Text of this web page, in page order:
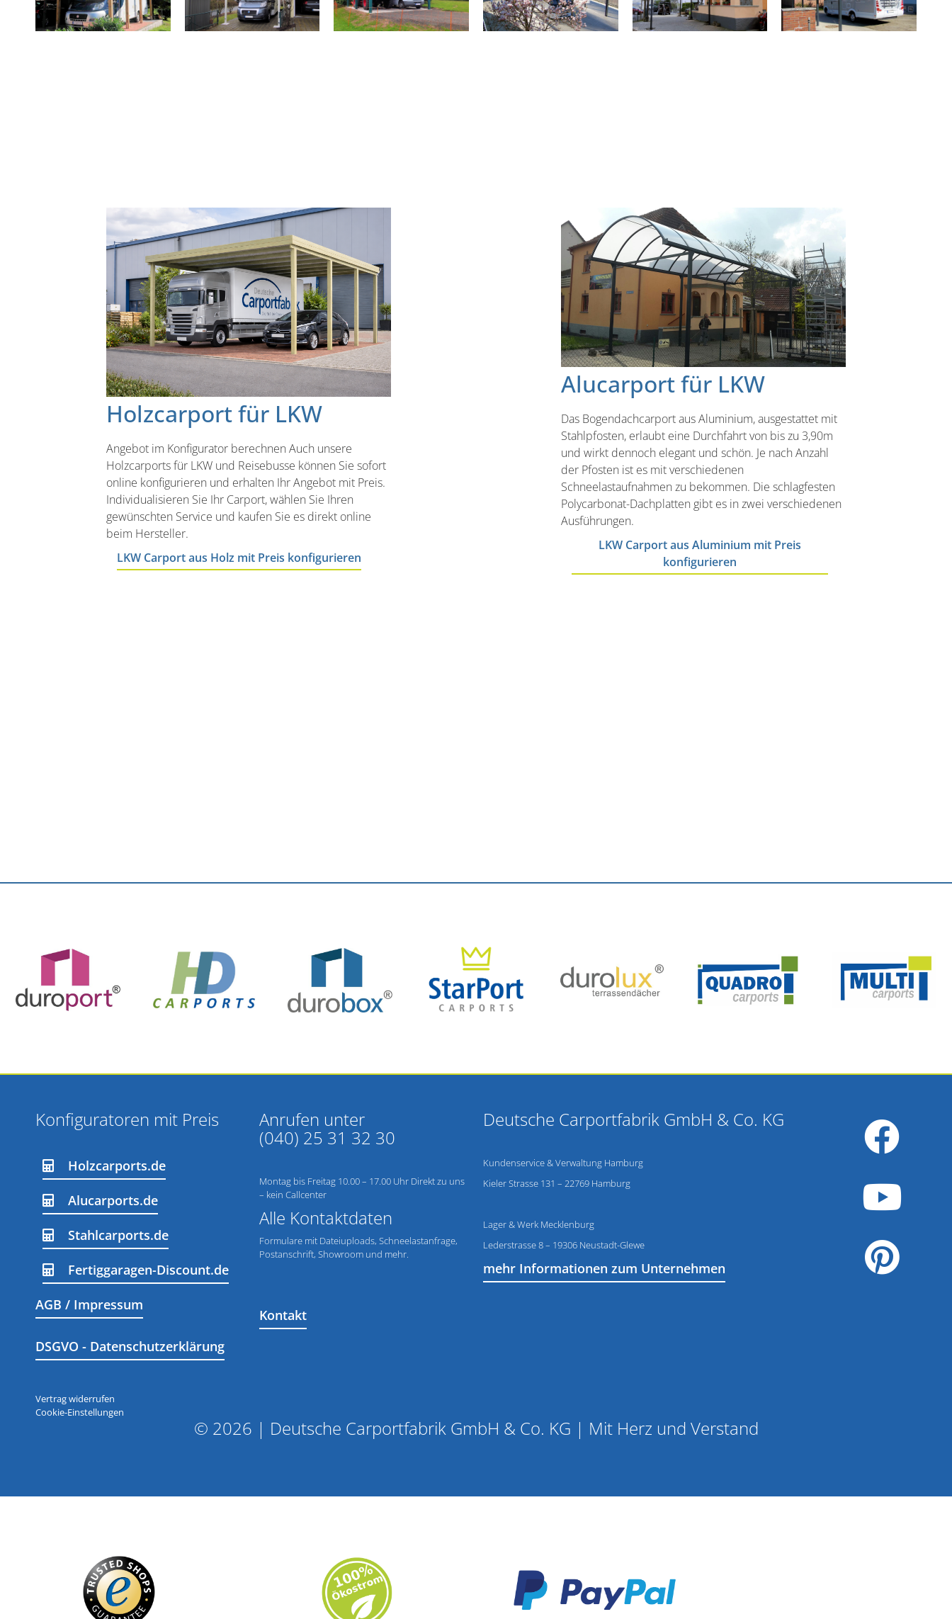
Holzcarport für LKW
Angebot im Konfigurator berechnen Auch unsere
Holzcarports für LKW und Reisebusse können Sie sofort
online konfigurieren und erhalten Ihr Angebot mit Preis.
Individualisieren Sie Ihr Carport, wählen Sie Ihren
gewünschten Service und kaufen Sie es direkt online
beim Hersteller.
LKW Carport aus Holz mit Preis konfigurieren
Alucarport für LKW
Das Bogendachcarport aus Aluminium, ausgestattet mit
Stahlpfosten, erlaubt eine Durchfahrt von bis zu 3,90m
und wirkt dennoch elegant und schön. Je nach Anzahl
der Pfosten ist es mit verschiedenen
Schneelastaufnahmen zu bekommen. Die schlagfesten
Polycarbonat-Dachplatten gibt es in zwei verschiedenen
Ausführungen.
LKW Carport aus Aluminium mit Preis
konfigurieren
Konfiguratoren mit Preis
Holzcarports.de
Alucarports.de
Stahlcarports.de
Fertiggaragen-Discount.de
AGB / Impressum
DSGVO - Datenschutzerklärung
Vertrag widerrufen
Cookie-Einstellungen
Anrufen unter
(040) 25 31 32 30
Montag bis Freitag 10.00 – 17.00 Uhr Direkt zu uns
– kein Callcenter
Alle Kontaktdaten
Formulare mit Dateiuploads, Schneelastanfrage,
Postanschrift, Showroom und mehr.
Kontakt
Deutsche Carportfabrik GmbH & Co. KG
Kundenservice & Verwaltung Hamburg
Kieler Strasse 131 – 22769 Hamburg
Lager & Werk Mecklenburg
Lederstrasse 8 – 19306 Neustadt-Glewe
mehr Informationen zum Unternehmen
© 2026 | Deutsche Carportfabrik GmbH & Co. KG | Mit Herz und Verstand